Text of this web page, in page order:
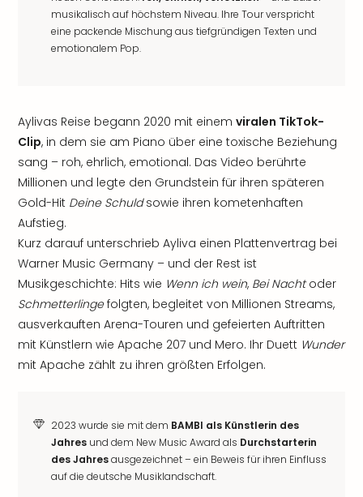
musikalisch auf höchstem Niveau. Ihre Tour verspricht
eine packende Mischung aus tiefgründigen Texten und
emotionalem Pop.
Aylivas Reise begann 2020 mit einem viralen TikTok-
Clip, in dem sie am Piano über eine toxische Beziehung
sang – roh, ehrlich, emotional. Das Video berührte
Millionen und legte den Grundstein für ihren späteren
Gold-Hit Deine Schuldsowie ihren kometenhaften
Aufstieg.
Kurz darauf unterschrieb Ayliva einen Plattenvertrag bei
Warner Music Germany – und der Rest ist
Musikgeschichte: Hits wie Wenn ich wein, Bei Nachtoder
Schmetterlingefolgten, begleitet von Millionen Streams,
ausverkauften Arena-Touren und gefeierten Auftritten
mit Künstlern wie Apache 207 und Mero. Ihr Duett Wunder
mit Apache zählt zu ihren größten Erfolgen.
2023 wurde sie mit dem BAMBI als Künstlerin des
Jahres und dem New Music Award als Durchstarterin
des Jahresausgezeichnet – ein Beweis für ihren Einfluss
auf die deutsche Musiklandschaft.